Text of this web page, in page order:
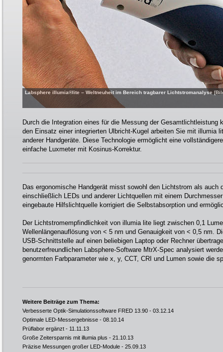
Labsphere illumia®lite – Weltneuheit im Bereich tragbarer Lichtstromanalyse
Durch die Integration eines für die Messung der Gesamtlichtleistung
den Einsatz einer integrierten Ulbricht-Kugel arbeiten Sie mit illumia
anderer Handgeräte. Diese Technologie ermöglicht eine
einfache Luxmeter mit Kosinus-Korrektur.
Das ergonomische Handgerät misst sowohl den Lichtstrom als auch
einschließlich LEDs und anderer Lichtquellen mit einem
eingebaute Hilfslichtquelle korrigiert die Selbstabsorption und
Der Lichtstromempfindlichkeit von illumia lite liegt zwischen 0,1
Wellenlängenauflösung von < 5 nm und Genauigkeit von < 0,5 nm.
USB-Schnittstelle auf einen beliebigen Laptop oder Rechner
benutzerfreundlichen Labsphere-Software MtrX-Spec analysiert
genormten Farbparameter wie x, y, CCT, CRI und Lumen sowie die
Weitere Beiträge zum Thema:
Verbesserte Optik-Simulationssoftware FRED 13.90 - 03.12.14
Optimale LED-Messergebnisse - 08.10.14
Prüflabor ergänzt - 11.11.13
Große Zeitersparnis mit illumia plus - 21.10.13
Präzise Messungen großer LED-Module - 25.09.13